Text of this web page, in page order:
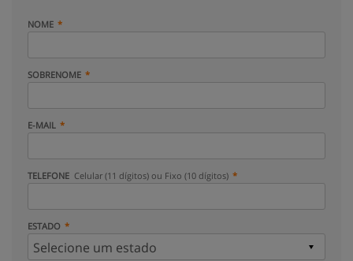
NOME
SOBRENOME
E-MAIL
TELEFONE Celular (11 dígitos) ou Fixo (10 dígitos)
ESTADO